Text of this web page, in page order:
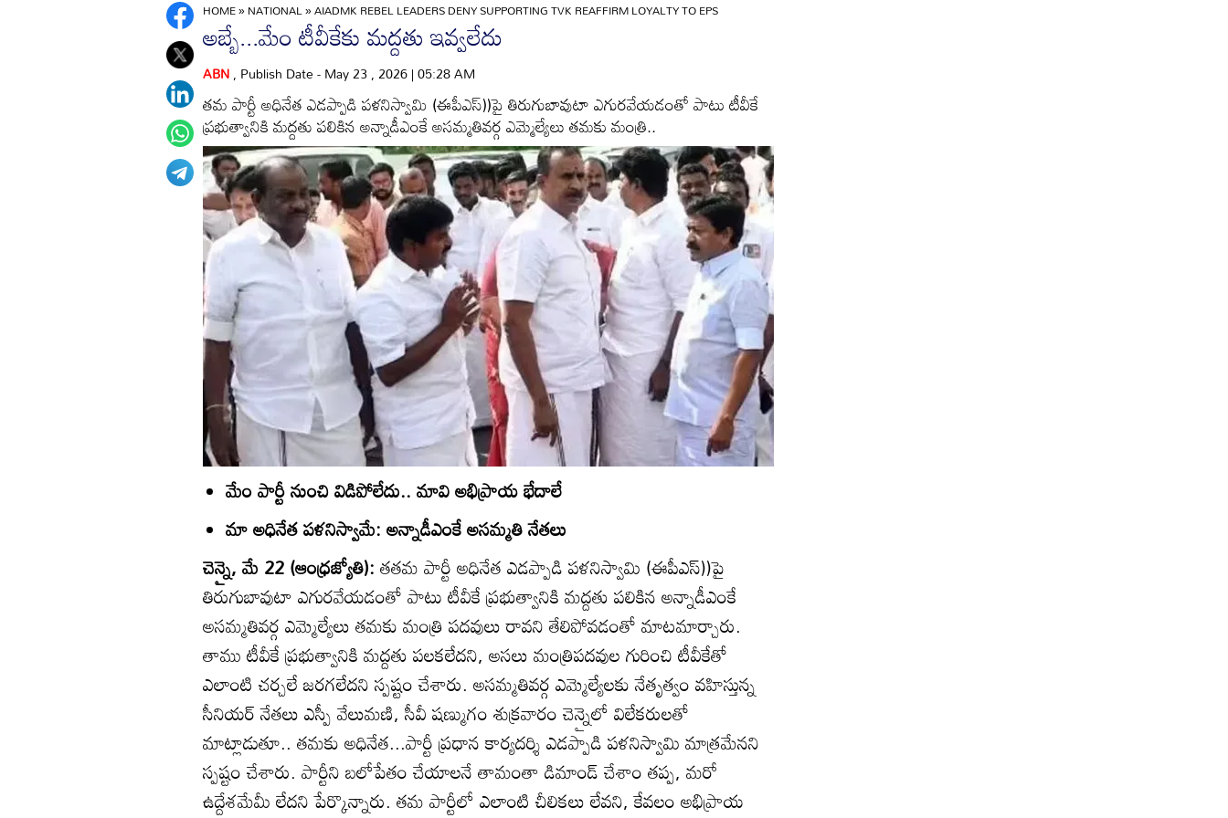
HOME»NATIONAL»AIADMK REBEL LEADERS DENY SUPPORTING TVK REAFFIRM LOYALTY TO EPS
అబ్బే...మేం టీవీకేకు మద్దతు ఇవ్వలేదు
ABN, Publish Date - May 23 , 2026 | 05:28 AM
తమ పార్టీ అధినేత ఎడప్పాడి పళనిస్వామి (ఈపీఎస్))పై తిరుగుబావుటా ఎగురవేయడంతో పాటు టీవీకే
ప్రభుత్వానికి మద్దతు పలికిన అన్నాడీఎంకే అసమ్మతివర్గ ఎమ్మెల్యేలు తమకు మంత్రి..
మేం పార్టీ నుంచి విడిపోలేదు.. మావి అభిప్రాయ భేదాలే
మా అధినేత పళనిస్వామే: అన్నాడీఎంకే అసమ్మతి నేతలు
చెన్నై, మే 22 (ఆంధ్రజ్యోతి):తతమ పార్టీ అధినేత ఎడప్పాడి పళనిస్వామి (ఈపీఎస్))పై
తిరుగుబావుటా ఎగురవేయడంతో పాటు టీవీకే ప్రభుత్వానికి మద్దతు పలికిన అన్నాడీఎంకే
అసమ్మతివర్గ ఎమ్మెల్యేలు తమకు మంత్రి పదవులు రావని తేలిపోవడంతో మాటమార్చారు.
తాము టీవీకే ప్రభుత్వానికి మద్దతు పలకలేదని, అసలు మంత్రిపదవుల గురించి టీవీకేతో
ఎలాంటి చర్చలే జరగలేదని స్పష్టం చేశారు. అసమ్మతివర్గ ఎమ్మెల్యేలకు నేతృత్వం వహిస్తున్న
సీనియర్‌ నేతలు ఎస్పీ వేలుమణి, సీవీ షణ్ముగం శుక్రవారం చెన్నైలో విలేకరులతో
మాట్లాడుతూ.. తమకు అధినేత...పార్టీ ప్రధాన కార్యదర్శి ఎడప్పాడి పళనిస్వామి మాత్రమేనని
స్పష్టం చేశారు. పార్టీని బలోపేతం చేయాలనే తామంతా డిమాండ్‌ చేశాం తప్ప, మరో
ఉద్దేశమేమీ లేదని పేర్కొన్నారు. తమ పార్టీలో ఎలాంటి చీలికలు లేవని, కేవలం అభిప్రాయ